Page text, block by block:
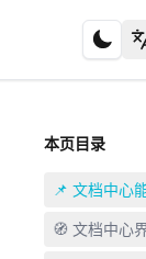
本页目录
📌 文档中心
🧭 文档中心